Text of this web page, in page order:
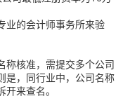
业的会计师事务所来验
称核准，需提交多个公司
是，同行业中，公司名称
来查名。